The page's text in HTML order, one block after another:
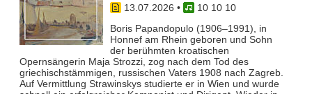
13.07.2026 •
10 10 10
Boris Papandopulo (1906–1991), in
Honnef am Rhein geboren und Sohn
der berühmten kroatischen
Opernsängerin Maja Strozzi, zog nach dem Tod des
griechischstämmigen, russischen Vaters 1908 nach Zagreb.
Auf Vermittlung Strawinskys studierte er in Wien und wurde